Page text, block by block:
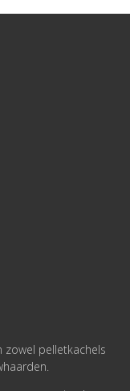
zowel pelletkachels